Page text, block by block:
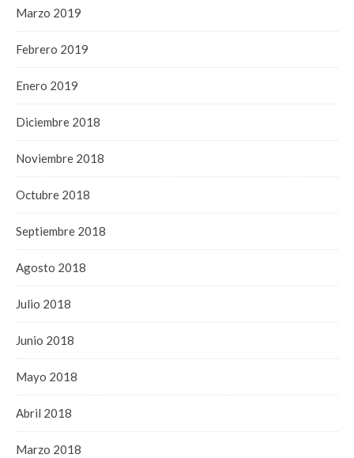
Marzo 2019
Febrero 2019
Enero 2019
Diciembre 2018
Noviembre 2018
Octubre 2018
Septiembre 2018
Agosto 2018
Julio 2018
Junio 2018
Mayo 2018
Abril 2018
Marzo 2018